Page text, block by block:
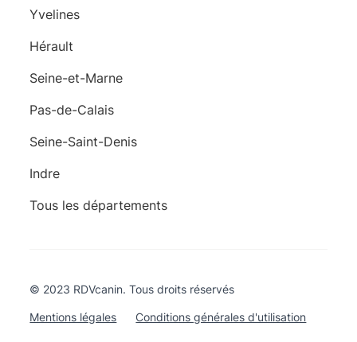
Yvelines
Hérault
Seine-et-Marne
Pas-de-Calais
Seine-Saint-Denis
Indre
Tous les départements
© 2023 RDVcanin. Tous droits réservés
Mentions légales Conditions générales d'utilisation